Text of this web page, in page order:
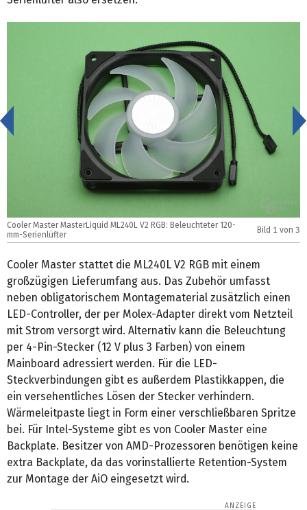
Cooler Master MasterLiquid ML240L V2 RGB: Beleuchteter 120-
mm-Serienlüfter
Bild 1 von 3
<
Cooler Master stattet die ML240L V2 RGB mit einem
großzügigen Lieferumfang aus. Das Zubehör umfasst
neben obligatorischem Montagematerial zusätzlich einen
LED-Controller, der per Molex-Adapter direkt vom Netzteil
mit Strom versorgt wird. Alternativ kann die Beleuchtung
per 4-Pin-Stecker (12 V plus 3 Farben) von einem
Mainboard adressiert werden. Für die LED-
Steckverbindungen gibt es außerdem Plastikkappen, die
ein versehentliches Lösen der Stecker verhindern.
Wärmeleitpaste liegt in Form einer verschließbaren Spritze
bei. Für Intel-Systeme gibt es von Cooler Master eine
Backplate. Besitzer von AMD-Prozessoren benötigen keine
extra Backplate, da das vorinstallierte Retention-System
zur Montage der AiO eingesetzt wird.